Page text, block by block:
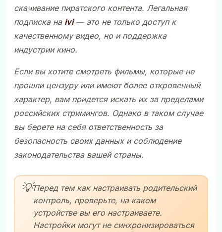
скачивание пиратского контента. Легальная
подписка на ivi— это не только доступ к
качественному видео, но и поддержка
индустрии кино.
Если вы хотите смотреть фильмы, которые не
прошли цензуру или имеют более откровенный
характер, вам придется искать их за пределами
российских стримингов. Однако в таком случае
вы берете на себя ответственность за
безопасность своих данных и соблюдение
законодательства вашей страны.
💡Перед тем как настраивать родительский
контроль, проверьте, на каком
устройстве вы его настраиваете.
Настройки могут не синхронизироваться